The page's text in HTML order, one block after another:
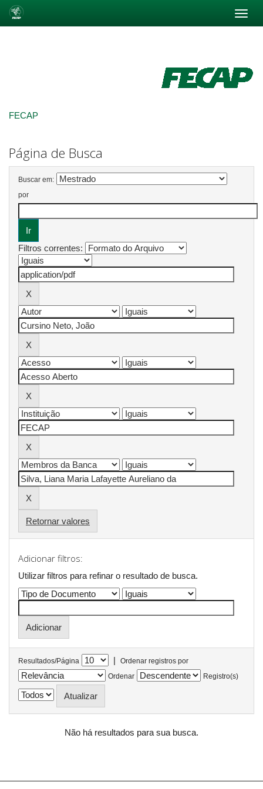
FECAP
Página de Busca
Buscar em:
por
Filtros correntes:
Retornar valores
Adicionar filtros:
Utilizar filtros para refinar o resultado de busca.
Resultados/Página |
Ordenar registros por
Ordenar
Registro(s)
Não há resultados para sua busca.